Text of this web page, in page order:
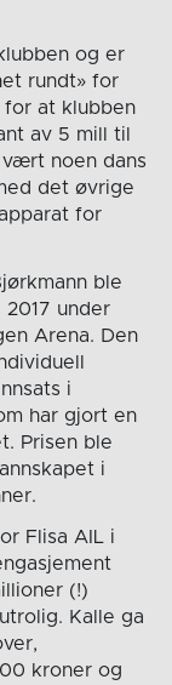
og er
rundt» for
for at klubben
av 5 mill til
noen dans
det øvrige
for
ble
under
Arena. Den
i
har gjort en
Prisen ble
i
Flisa AIL i
(!)
Kalle ga
kroner og